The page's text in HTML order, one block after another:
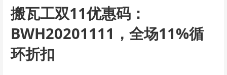
搬瓦工双11优惠码：
BWH20201111，全场11%循
环折扣